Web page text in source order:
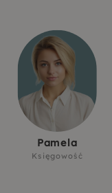
Pamela
Księgowość